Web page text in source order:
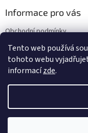
Tento web používá
tohoto webu
informacízde.
Informace pro vás
Obchodní podmínky
Podmínky ochrany
Copyright 2026E-